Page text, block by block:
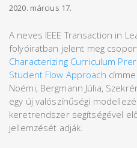
2020. március 17.
A neves IEEE Transaction in
folyóiratban jelent meg
Characterizing Curriculum
Student Flow Approach
Noémi, Bergmann Júlia,
egy új valószínűségi
keretrendszer segítségével
jellemzését adják.